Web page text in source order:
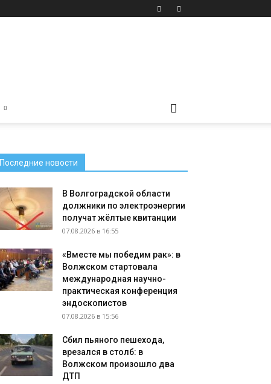
Последние новости
В Волгоградской области
должники по электроэнергии
получат жёлтые квитанции
07.08.2026 в 16:55
«Вместе мы победим рак»: в
Волжском стартовала
международная научно-
практическая конференция
эндоскопистов
07.08.2026 в 15:56
Сбил пьяного пешехода,
врезался в столб: в
Волжском произошло два
ДТП